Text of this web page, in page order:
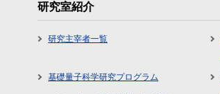
研究室紹介
研究主宰者一覧
基礎量子科学研究プログラム